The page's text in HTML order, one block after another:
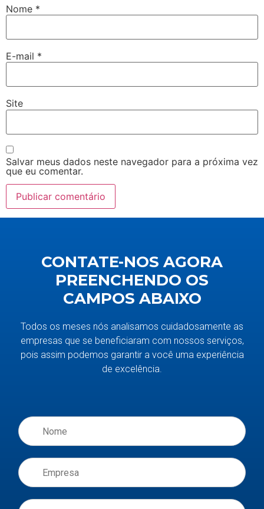
Nome *
E-mail *
Site
Salvar meus dados neste navegador para a próxima vez
que eu comentar.
CONTATE-NOS AGORA
PREENCHENDO OS
CAMPOS ABAIXO
Todos os meses nós analisamos cuidadosamente as
empresas que se beneficiaram com nossos serviços,
pois assim podemos garantir a você uma experiência
de excelência.